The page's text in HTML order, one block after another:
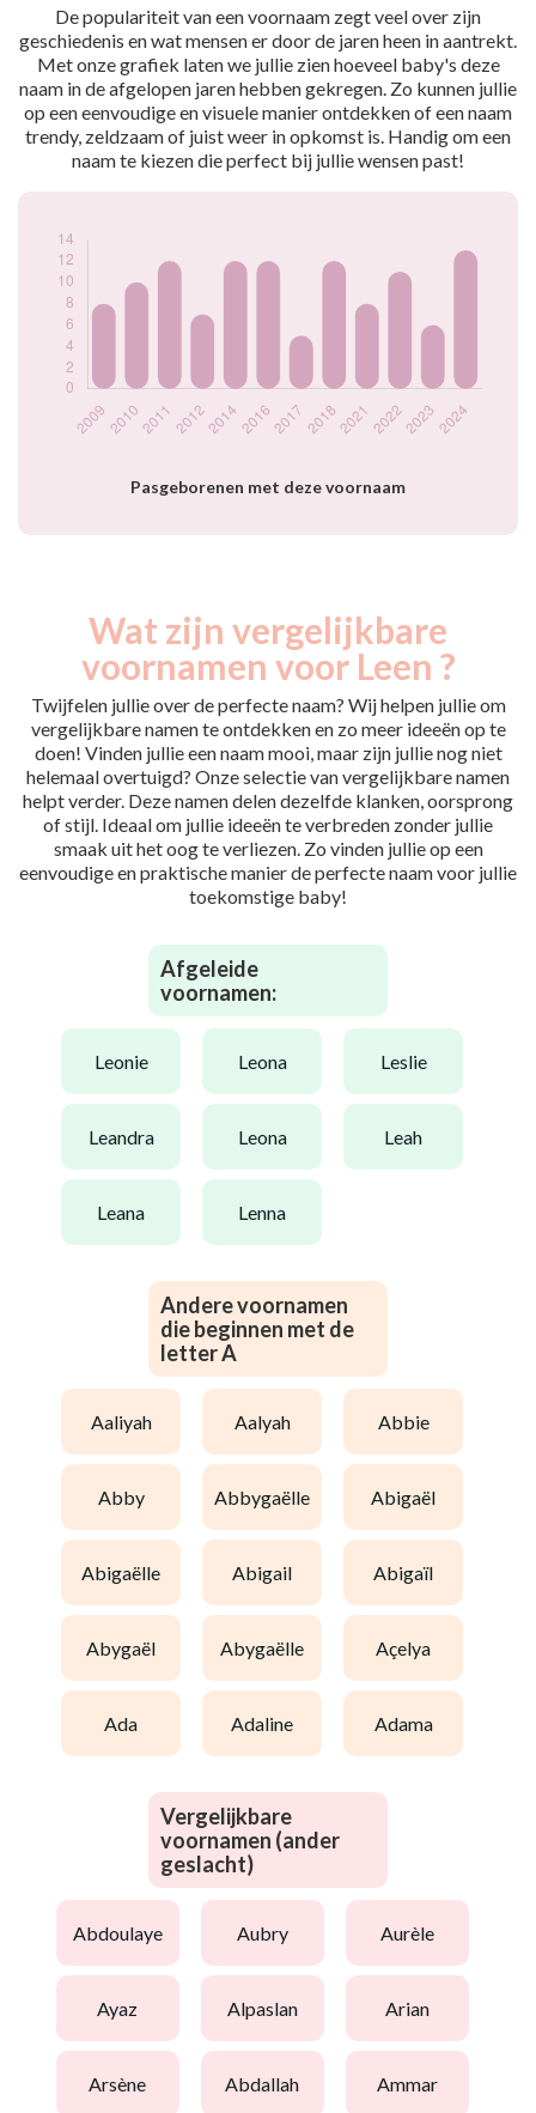
De populariteit van een voornaam zegt veel over zijn
geschiedenis en wat mensen er door de jaren heen in aantrekt.
Met onze grafiek laten we jullie zien hoeveel baby's deze
naam in de afgelopen jaren hebben gekregen. Zo kunnen jullie
op een eenvoudige en visuele manier ontdekken of een naam
trendy, zeldzaam of juist weer in opkomst is. Handig om een
naam te kiezen die perfect bij jullie wensen past!
Pasgeborenen met deze voornaam
Popularité du
prénom Leen par
2010
10
2011
12
2012
7
2014
12
2016
12
2017
5
12
2023
2024
Wat zijn vergelijkbare
voornamen voor Leen ?
Twijfelen jullie over de perfecte naam? Wij helpen jullie om
vergelijkbare namen te ontdekken en zo meer ideeën op te
doen! Vinden jullie een naam mooi, maar zijn jullie nog niet
helemaal overtuigd? Onze selectie van vergelijkbare namen
helpt verder. Deze namen delen dezelfde klanken, oorsprong
of stijl. Ideaal om jullie ideeën te verbreden zonder jullie
smaak uit het oog te verliezen. Zo vinden jullie op een
eenvoudige en praktische manier de perfecte naam voor jullie
toekomstige baby!
Afgeleide
voornamen:
leonie leona leslie
leandra leona leah
leana lenna
Andere voornamen
die beginnen met de
letter A
aaliyah aalyah abbie
abby abbygaëlle abigaël
abigaëlle abigail abigaïl
abygaël abygaëlle açelya
ada adaline adama
Vergelijkbare
voornamen (ander
geslacht)
abdoulaye aubry aurèle
ayaz alpaslan arian
arsène abdallah ammar